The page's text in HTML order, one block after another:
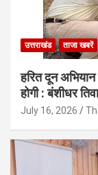
उत्तराखंड ताजा खबरें
हरित दून
होगी : बंशीधर
July 16, 2026